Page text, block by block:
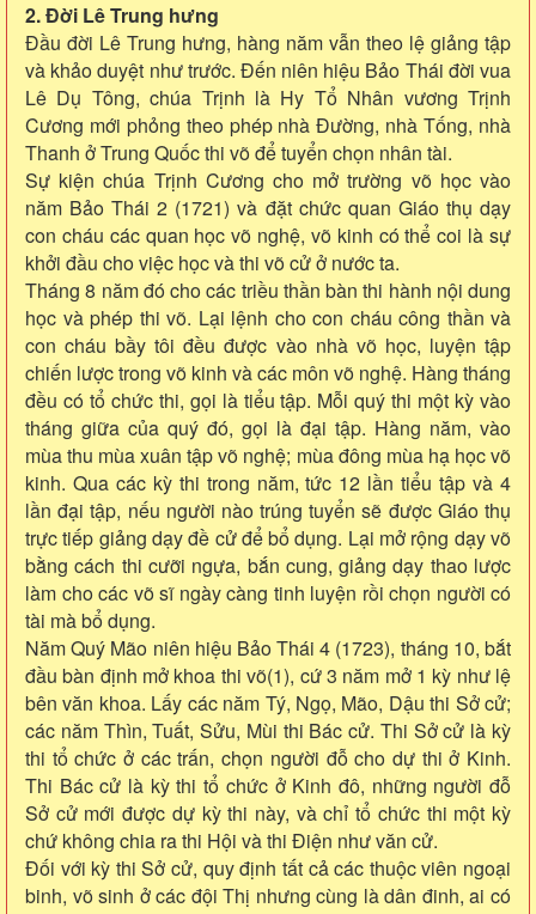
2. Đời Lê Trung hưng
Đầu đời Lê Trung hưng, hàng năm vẫn theo lệ giảng tập
và khảo duyệt như trước. Đến niên hiệu Bảo Thái đời vua
Lê Dụ Tông, chúa Trịnh là Hy Tổ Nhân vương Trịnh
Cương mới phỏng theo phép nhà Đường, nhà Tống, nhà
Thanh ở Trung Quốc thi võ để tuyển chọn nhân tài.
Sự kiện chúa Trịnh Cương cho mở trường võ học vào
năm Bảo Thái 2 (1721) và đặt chức quan Giáo thụ dạy
con cháu các quan học võ nghệ, võ kinh có thể coi là sự
khởi đầu cho việc học và thi võ cử ở nước ta.
Tháng 8 năm đó cho các triều thần bàn thi hành nội dung
học và phép thi võ. Lại lệnh cho con cháu công thần và
con cháu bầy tôi đều được vào nhà võ học, luyện tập
chiến lược trong võ kinh và các môn võ nghệ. Hàng tháng
đều có tổ chức thi, gọi là tiểu tập. Mỗi quý thi một kỳ vào
tháng giữa của quý đó, gọi là đại tập. Hàng năm, vào
mùa thu mùa xuân tập võ nghệ; mùa đông mùa hạ học võ
kinh. Qua các kỳ thi trong năm, tức 12 lần tiểu tập và 4
lần đại tập, nếu người nào trúng tuyển sẽ được Giáo thụ
trực tiếp giảng dạy đề cử để bổ dụng. Lại mở rộng dạy võ
bằng cách thi cưỡi ngựa, bắn cung, giảng dạy thao lược
làm cho các võ sĩ ngày càng tinh luyện rồi chọn người có
tài mà bổ dụng.
Năm Quý Mão niên hiệu Bảo Thái 4 (1723), tháng 10, bắt
đầu bàn định mở khoa thi võ(1), cứ 3 năm mở 1 kỳ như lệ
bên văn khoa. Lấy các năm Tý, Ngọ, Mão, Dậu thi Sở cử;
các năm Thìn, Tuất, Sửu, Mùi thi Bác cử. Thi Sở cử là kỳ
thi tổ chức ở các trấn, chọn người đỗ cho dự thi ở Kinh.
Thi Bác cử là kỳ thi tổ chức ở Kinh đô, những người đỗ
Sở cử mới được dự kỳ thi này, và chỉ tổ chức thi một kỳ
chứ không chia ra thi Hội và thi Điện như văn cử.
Đối với kỳ thi Sở cử, quy định tất cả các thuộc viên ngoại
binh, võ sinh ở các đội Thị nhưng cùng là dân đinh, ai có